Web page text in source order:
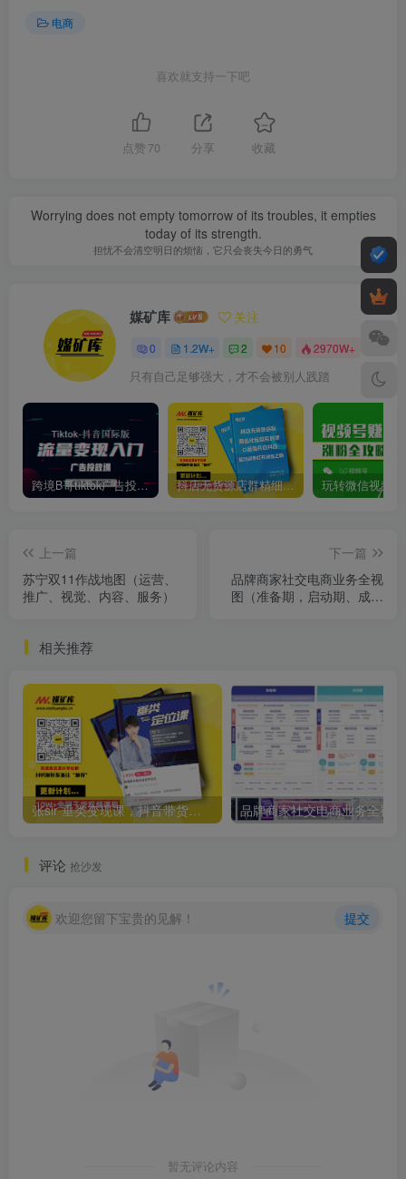
电商
喜欢就支持一下吧
点赞 70 分享 收藏
Worrying does not empty tomorrow of its troubles, it empties
today of its strength.
担忧不会清空明日的烦恼，它只会丧失今日的勇气
媒矿库 关注
0 1.2W+ 2 10 2970W+
只有自己足够强大，才不会被别人践踏
跨境B哥tiktok广告投放课，带你快速入门tiktok广告投放价值1680元 抖店无货源店群精细化运营系列课，帮助0基础新手开启抖店创业之路价值888元
上一篇
苏宁双11作战地图（运营、
推广、视觉、内容、服务）
下一篇
品牌商家社交电商业务全视
图（准备期，启动期、成长
相关推荐
张sir·垂类变现课，抖音带货新手才看粉丝量，高手都看变现效率
评论 抢沙发
欢迎您留下宝贵的见解！ 提交
暂无评论内容